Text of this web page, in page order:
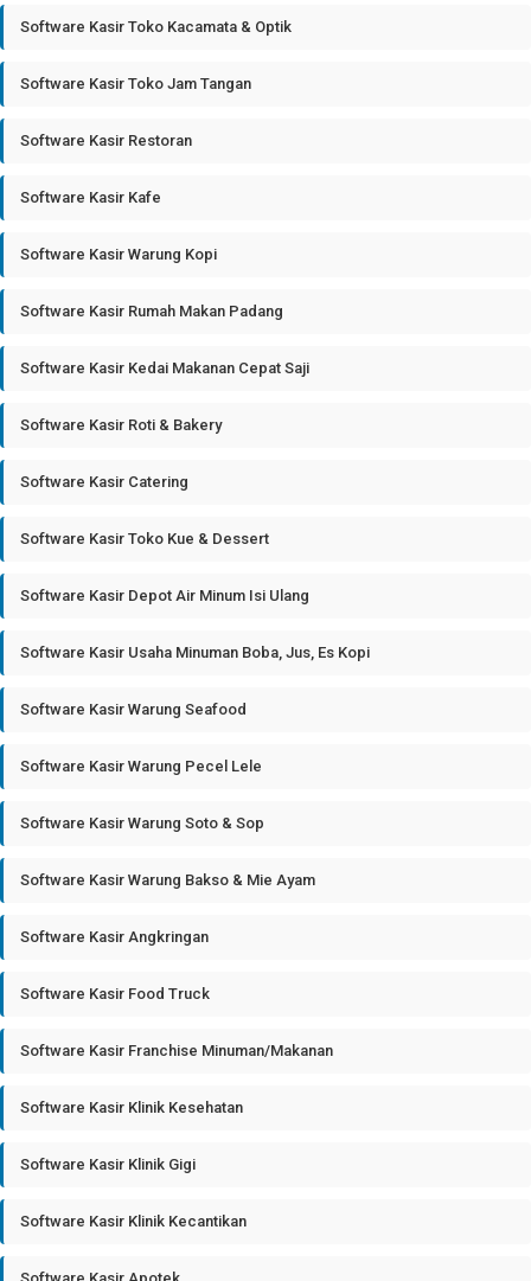
Software Kasir Toko Kacamata & Optik
Software Kasir Toko Jam Tangan
Software Kasir Restoran
Software Kasir Kafe
Software Kasir Warung Kopi
Software Kasir Rumah Makan Padang
Software Kasir Kedai Makanan Cepat Saji
Software Kasir Roti & Bakery
Software Kasir Catering
Software Kasir Toko Kue & Dessert
Software Kasir Depot Air Minum Isi Ulang
Software Kasir Usaha Minuman Boba, Jus, Es Kopi
Software Kasir Warung Seafood
Software Kasir Warung Pecel Lele
Software Kasir Warung Soto & Sop
Software Kasir Warung Bakso & Mie Ayam
Software Kasir Angkringan
Software Kasir Food Truck
Software Kasir Franchise Minuman/Makanan
Software Kasir Klinik Kesehatan
Software Kasir Klinik Gigi
Software Kasir Klinik Kecantikan